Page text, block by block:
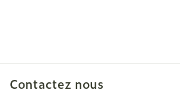
Contactez nous